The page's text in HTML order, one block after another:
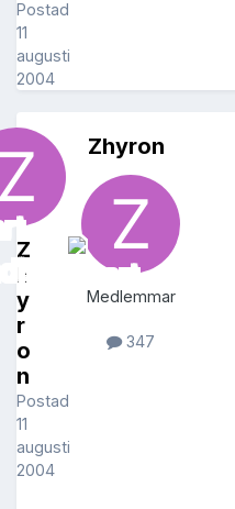
Postad
11
augusti
2004
Z
h
y
r
o
n
Postad
11
augusti
2004
Zhyron
Medlemmar
347